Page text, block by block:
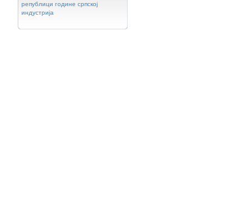
републици године српској
индустрија